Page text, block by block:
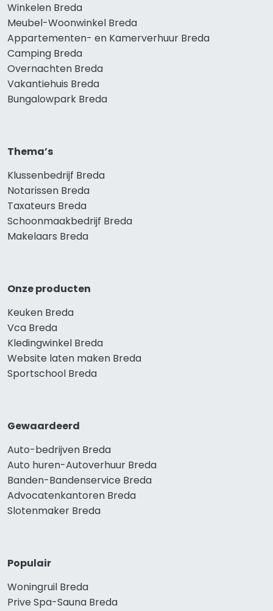
Winkelen Breda
Meubel-Woonwinkel Breda
Appartementen- en Kamerverhuur Breda
Camping Breda
Overnachten Breda
Vakantiehuis Breda
Bungalowpark Breda
Thema’s
Klussenbedrijf Breda
Notarissen Breda
Taxateurs Breda
Schoonmaakbedrijf Breda
Makelaars Breda
Onze producten
Keuken Breda
Vca Breda
Kledingwinkel Breda
Website laten maken Breda
Sportschool Breda
Gewaardeerd
Auto-bedrijven Breda
Auto huren-Autoverhuur Breda
Banden-Bandenservice Breda
Advocatenkantoren Breda
Slotenmaker Breda
Populair
Woningruil Breda
Prive Spa-Sauna Breda